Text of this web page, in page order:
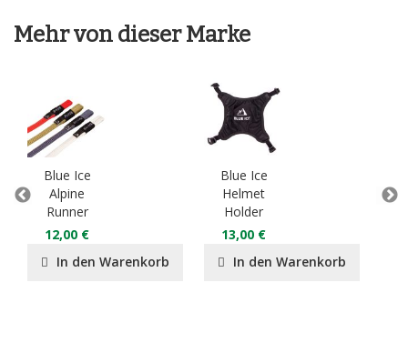
Mehr von dieser Marke
Blue Ice
Alpine
Runner
12,00 €
In den Warenkorb
Blue Ice
Helmet
Holder
13,00 €
In den Warenkorb